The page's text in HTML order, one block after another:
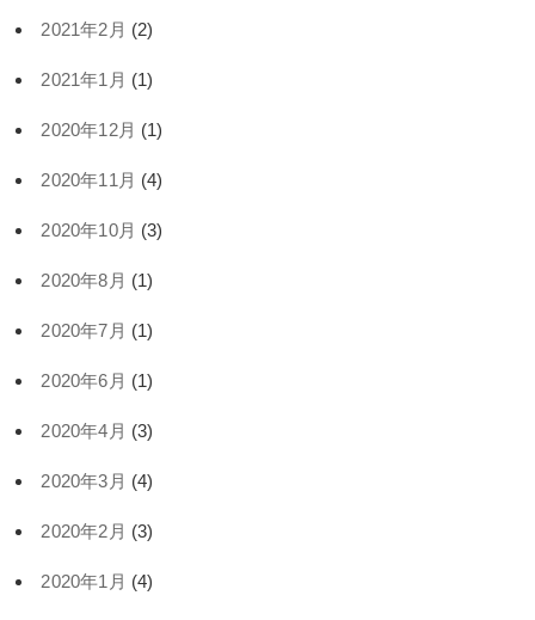
2021年2月 (2)
2021年1月 (1)
2020年12月 (1)
2020年11月 (4)
2020年10月 (3)
2020年8月 (1)
2020年7月 (1)
2020年6月 (1)
2020年4月 (3)
2020年3月 (4)
2020年2月 (3)
2020年1月 (4)